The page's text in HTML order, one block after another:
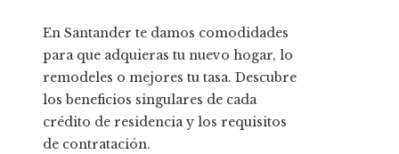
En Santander te damos comodidades
para que adquieras tu nuevo hogar, lo
remodeles o mejores tu tasa. Descubre
los beneficios singulares de cada
crédito de residencia y los requisitos
de contratación.